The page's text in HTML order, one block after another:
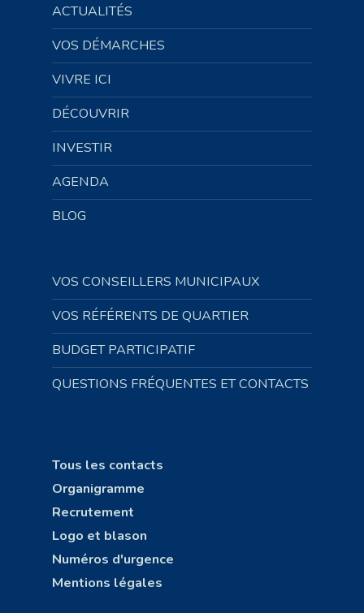
ACTUALITÉS
VOS DÉMARCHES
VIVRE ICI
DÉCOUVRIR
INVESTIR
AGENDA
BLOG
VOS CONSEILLERS MUNICIPAUX
VOS RÉFÉRENTS DE QUARTIER
BUDGET PARTICIPATIF
QUESTIONS FRÉQUENTES ET CONTACTS
Tous les contacts
Organigramme
Recrutement
Logo et blason
Numéros d'urgence
Mentions légales